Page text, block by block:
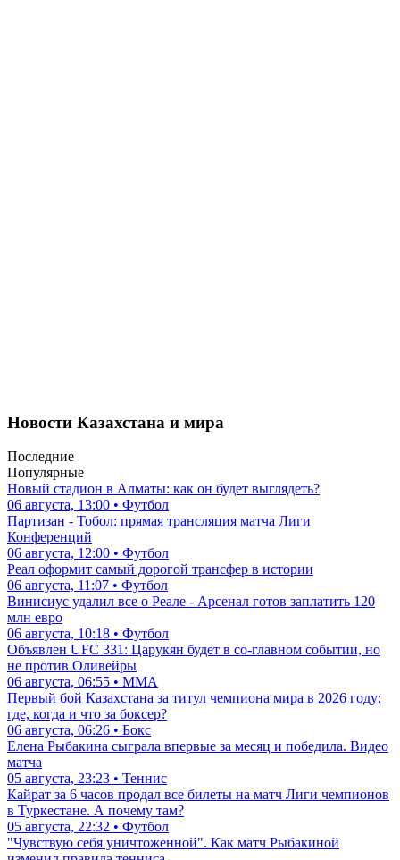
Новости Казахстана и мира
Последние
Популярные
Новый стадион в Алматы: как он будет выглядеть?
06 августа, 13:00 • Футбол
Партизан - Тобол: прямая трансляция матча Лиги
Конференций
06 августа, 12:00 • Футбол
Реал оформит самый дорогой трансфер в истории
06 августа, 11:07 • Футбол
Винисиус удалил все о Реале - Арсенал готов заплатить 120
млн евро
06 августа, 10:18 • Футбол
Объявлен UFC 331: Царукян будет в со-главном событии, но
не против Оливейры
06 августа, 06:55 • ММА
Первый бой Казахстана за титул чемпиона мира в 2026 году:
где, когда и что за боксер?
06 августа, 06:26 • Бокс
Елена Рыбакина сыграла впервые за месяц и победила. Видео
матча
05 августа, 23:23 • Теннис
Кайрат за 6 часов продал все билеты на матч Лиги чемпионов
в Туркестане. А почему там?
05 августа, 22:32 • Футбол
"Чувствую себя уничтоженной". Как матч Рыбакиной